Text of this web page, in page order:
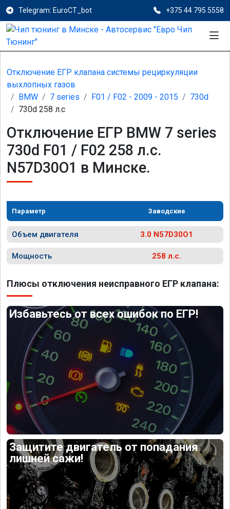
Telegram: EuroCT_bot +375 44 795 5558
Отключение ЕГР клапана системы рециркуляции
выхлопных газов
BMW
7 series F01 / F02 - 2009 - 2015
730d
730d 258 л.с
Отключение ЕГР BMW 7 series
730d F01 / F02 258 л.с.
N57D30O1 в Минске.
Параметр Заводские
Объем двигателя 3.0 N57D30O1
Мощность 258 л.с.
Плюсы отключения неисправного ЕГР клапана:
Избавьтесь от всех ошибок по ЕГР!
Защитите двигатель от попадания
лишней сажи!